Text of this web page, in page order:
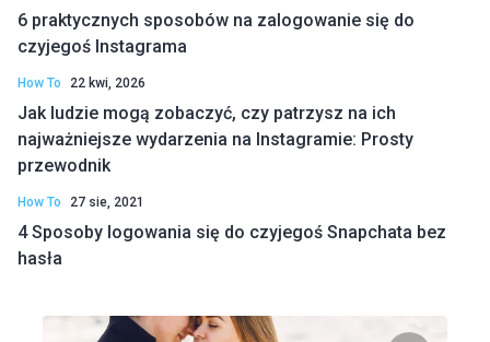
6 praktycznych sposobów na zalogowanie się do
czyjegoś Instagrama
How To 22 kwi, 2026
Jak ludzie mogą zobaczyć, czy patrzysz na ich
najważniejsze wydarzenia na Instagramie: Prosty
przewodnik
How To 27 sie, 2021
4 Sposoby logowania się do czyjegoś Snapchata bez
hasła